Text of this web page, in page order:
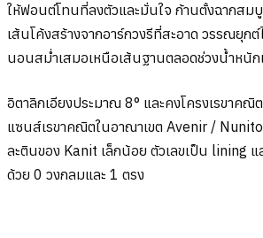
ให้ฟอนต์โทนที่ลงตัวและมั่นใจ ก้านตั้งฉากสมบู
เส้นโค้งสร้างจากอาร์กวงรีที่สะอาด วรรณยุก
นอนสม่ำเสมอเหนือเส้นฐานตลอดช่วงน้ำหนัก
อิตาลิกเอียงประมาณ 8° และคงโครงเรขาคณิ
แซนส์เรขาคณิตในอาณาเขต Avenir /
ละตินของ Kanit เล็กน้อย ตัวเลขเป็น lining
ด้วย 0 วงกลมและ 1 ตรง